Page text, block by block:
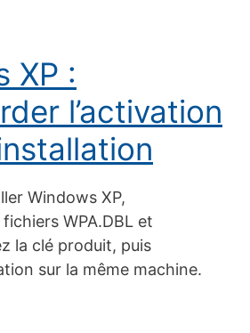
XP :
l’activation
Windows XP,
WPA.DBL et
la clé produit, puis
sur la même machine.